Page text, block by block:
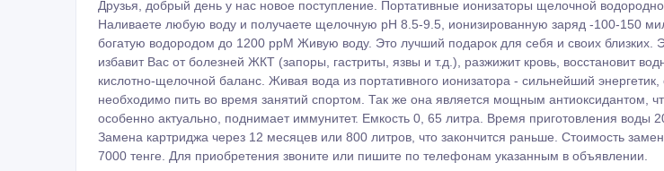
Друзья, добрый день у нас новое поступление. Портативные ионизаторы щелочной
Наливаете любую воду и получаете щелочную pH 8.5-9.5, ионизированную заряд -100-150
богатую водородом до 1200 ррМ Живую воду. Это лучший подарок для себя и своих близких.
избавит Вас от болезней ЖКТ (запоры, гастриты, язвы и т.д.), разжижит кровь, восстановит
кислотно-щелочной баланс. Живая вода из портативного ионизатора - сильнейший энергетик,
необходимо пить во время занятий спортом. Так же она является мощным антиоксидантом,
особенно актуально, поднимает иммунитет. Емкость 0, 65 литра. Время приготовления воды
Замена картриджа через 12 месяцев или 800 литров, что закончится раньше. Стоимость
7000 тенге. Для приобретения звоните или пишите по телефонам указанным в объявлении.